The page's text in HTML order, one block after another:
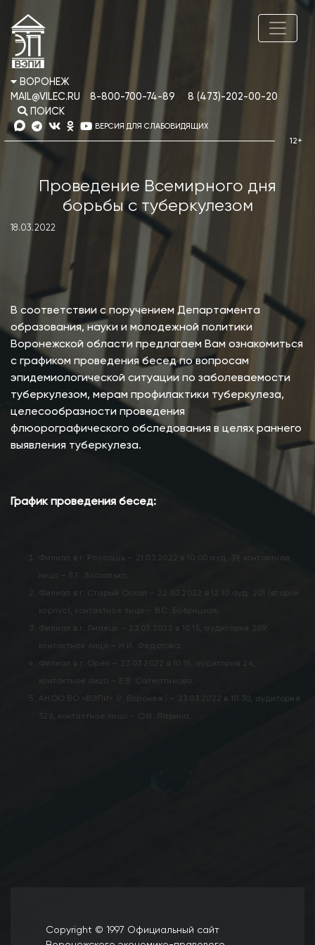
ВОРОНЕЖ
MAIL@VILEC.RU
8-800-700-74-89
8 (473)-202-00-20
ПОИСК
ВЕРСИЯ ДЛЯ СЛАБОВИДЯЩИХ
Проведение Всемирного дня
борьбы с туберкулезом
18.03.2022
В соответствии с поручением Департамента
образования, науки и молодежной политики
Воронежской области предлагаем Вам ознакомиться
с графиком проведения бесед по вопросам
эпидемиологической ситуации по заболеваемости
туберкулезом, мерам профилактики туберкулеза,
целесообразности проведения
флюорографического обследования в целях раннего
выявления туберкулеза.
График проведения бесед:
Филиал в г. Россошь – 21.03.2022 в 10.00 ауд. 39, контактное
лицо – Е.Г. Заскалько;
Филиал в г. Старый Оскол – 22.03.2022 в 12.10 ауд. 201 (второй
корпус), контактное лицо – В.С. Бобрицкая;
Филиал в г. Липецк – 23.03.2022 в 10.15, аудитория 209,
контактное лицо – Н.И. Федотова;
Филиал в г. Орёл – 23.03.2022 в 10.15, аудитория 24,
контактное лицо – Е.В. Салматинова;
АНОО ВО «ВЭПИ» (г. Воронеж) – 23.03.2022 в 10.30, аудитория
326, контактное лицо – О.И. Ларина.
Copyright © 1997 Официальный сайт